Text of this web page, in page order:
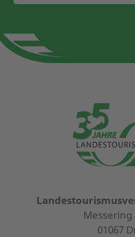
Messering
01067